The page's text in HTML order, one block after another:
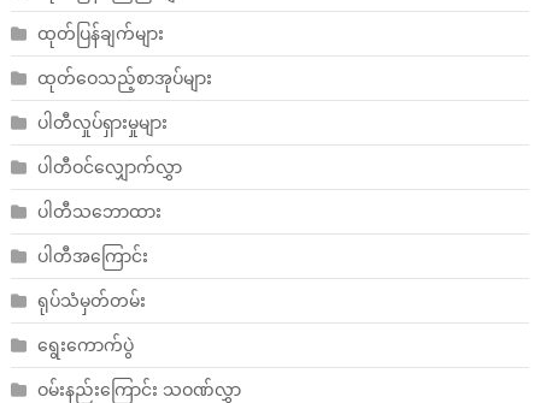
ထုတ်ပြန်ချက်များ
ထုတ်ဝေသည့်စာအုပ်များ
ပါတီလှုပ်ရှားမှုများ
ပါတီဝင်လျှောက်လွှာ
ပါတီသဘောထား
ပါတီအကြောင်း
ရုပ်သံမှတ်တမ်း
ရွေးကောက်ပွဲ
ဝမ်းနည်းကြောင်း သဝဏ်လွှာ